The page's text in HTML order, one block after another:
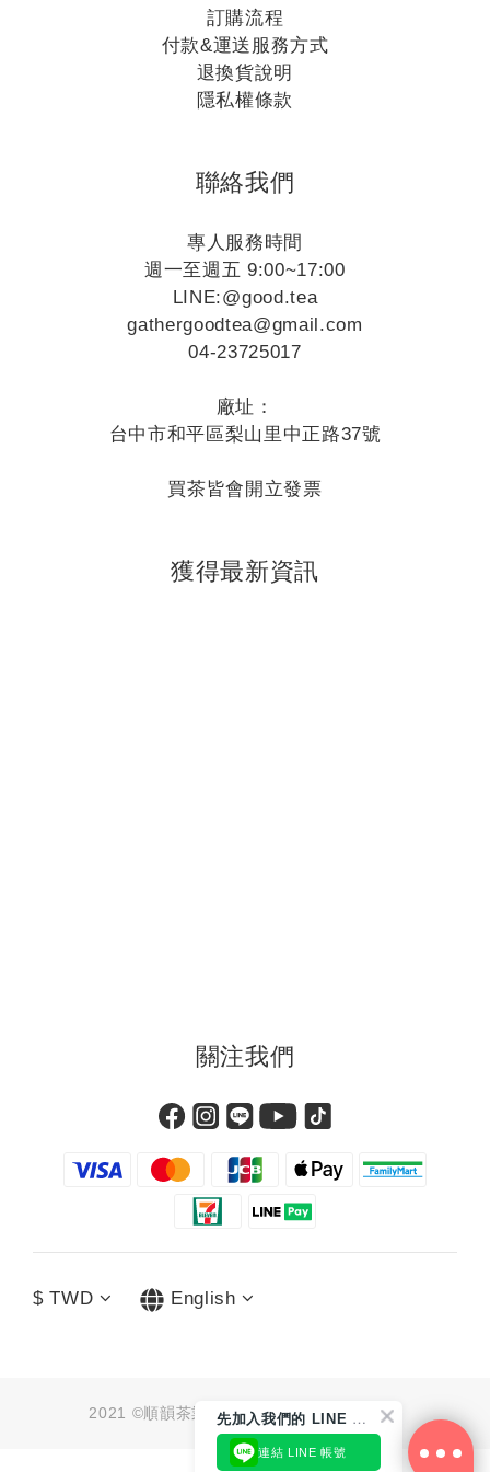
訂購流程
付款&運送服務方式
退換貨說明
隱私權條款
聯絡我們
專人服務時間
週一至週五 9:00~17:00
LINE:@good.tea
gathergoodtea@gmail.com
04-23725017
廠址：
台中市和平區梨山里中正路37號
買茶皆會開立發票
獲得最新資訊
關注我們
$ TWD English
2021 ©順韻茶業有限公司 統編：91062790
先
加入我們的 LINE 好友
連結 LINE 帳號